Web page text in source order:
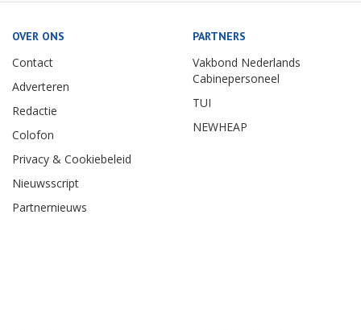
OVER ONS
Contact
Adverteren
Redactie
Colofon
Privacy & Cookiebeleid
Nieuwsscript
Partnernieuws
PARTNERS
Vakbond Nederlands
Cabinepersoneel
TUI
NEWHEAP